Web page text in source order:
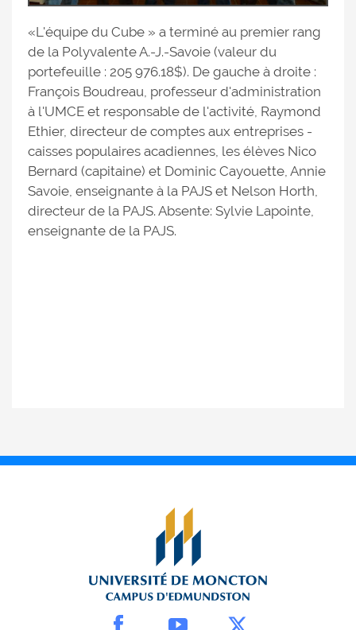
«L'équipe du Cube » a terminé au premier rang
de la Polyvalente A.-J.-Savoie (valeur du
portefeuille : 205 976.18$). De gauche à droite :
François Boudreau, professeur d'administration
à l'UMCE et responsable de l'activité, Raymond
Ethier, directeur de comptes aux entreprises -
caisses populaires acadiennes, les élèves Nico
Bernard (capitaine) et Dominic Cayouette, Annie
Savoie, enseignante à la PAJS et Nelson Horth,
directeur de la PAJS. Absente: Sylvie Lapointe,
enseignante de la PAJS.